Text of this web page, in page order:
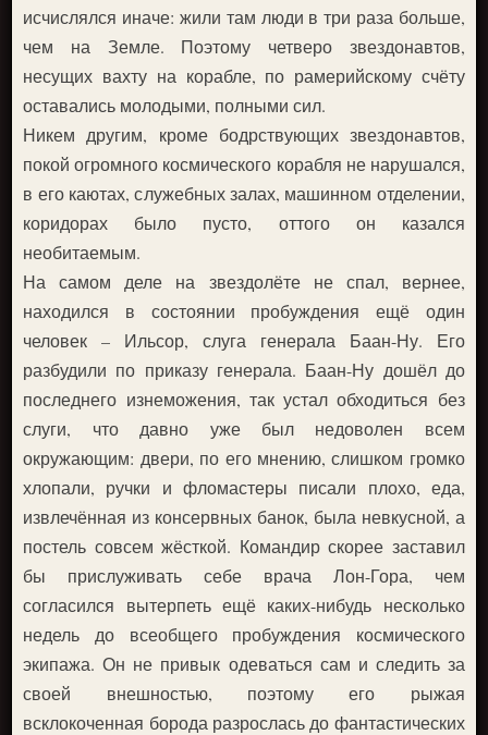
исчислялся иначе: жили там люди в три раза больше,
чем на Земле. Поэтому четверо звездонавтов,
несущих вахту на корабле, по рамерийскому счёту
оставались молодыми, полными сил.
Никем другим, кроме бодрствующих звездонавтов,
покой огромного космического корабля не нарушался,
в его каютах, служебных залах, машинном отделении,
коридорах было пусто, оттого он казался
необитаемым.
На самом деле на звездолёте не спал, вернее,
находился в состоянии пробуждения ещё один
человек – Ильсор, слуга генерала Баан-Ну. Его
разбудили по приказу генерала. Баан-Ну дошёл до
последнего изнеможения, так устал обходиться без
слуги, что давно уже был недоволен всем
окружающим: двери, по его мнению, слишком громко
хлопали, ручки и фломастеры писали плохо, еда,
извлечённая из консервных банок, была невкусной, а
постель совсем жёсткой. Командир скорее заставил
бы прислуживать себе врача Лон-Гора, чем
согласился вытерпеть ещё каких-нибудь несколько
недель до всеобщего пробуждения космического
экипажа. Он не привык одеваться сам и следить за
своей внешностью, поэтому его рыжая
всклокоченная борода разрослась до фантастических